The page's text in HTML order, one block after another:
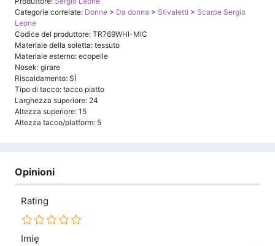
Categorie correlate: Donne > Da donna > Stivaletti > Scarpe Sergio
Leone
Codice del produttore: TR769WHI-MIC
Materiale della soletta: tessuto
Materiale esterno: ecopelle
Nosek: girare
Riscaldamento: SÌ
Tipo di tacco: tacco piatto
Larghezza superiore: 24
Altezza superiore: 15
Altezza tacco/platform: 5
Opinioni
Rating
Imię